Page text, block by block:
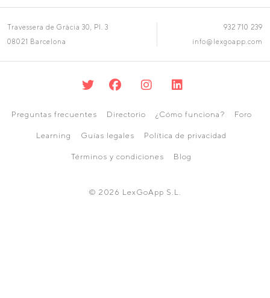
Travessera de Gràcia 30, Pl. 3
08021 Barcelona
932 710 239
info@lexgoapp.com
Preguntas frecuentes Directorio ¿Cómo funciona? Foro
Learning Guías legales Política de privacidad
Términos y condiciones Blog
© 2026 LexGoApp S.L.